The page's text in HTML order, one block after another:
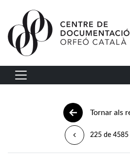
Vés al contingut
Navegació principal
Tornar als
225 de 4585